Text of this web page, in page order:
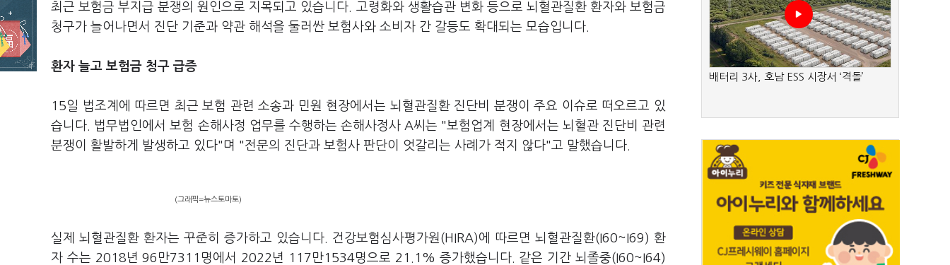
최근 보험금 부지급 분쟁의 원인으로 지목되고 있습니다. 고령화와 생활습관 변화 등으로 뇌혈관질환 환자와 보험금
청구가 늘어나면서 진단 기준과 약관 해석을 둘러싼 보험사와 소비자 간 갈등도 확대되는 모습입니다.
환자 늘고 보험금 청구 급증
15일 법조계에 따르면 최근 보험 관련 소송과 민원 현장에서는 뇌혈관질환 진단비 분쟁이 주요 이슈로 떠오르고 있
습니다. 법무법인에서 보험 손해사정 업무를 수행하는 손해사정사 A씨는 "보험업계 현장에서는 뇌혈관 진단비 관련
분쟁이 활발하게 발생하고 있다"며 "전문의 진단과 보험사 판단이 엇갈리는 사례가 적지 않다"고 말했습니다.
(그래픽=뉴스토마토)
실제 뇌혈관질환 환자는 꾸준히 증가하고 있습니다. 건강보험심사평가원(HIRA)에 따르면 뇌혈관질환(I60~I69) 환
자 수는 2018년 96만7311명에서 2022년 117만1534명으로 21.1% 증가했습니다. 같은 기간 뇌졸중(I60~I64)
배터리 3사, 호남 ESS 시장서 ‘격돌’